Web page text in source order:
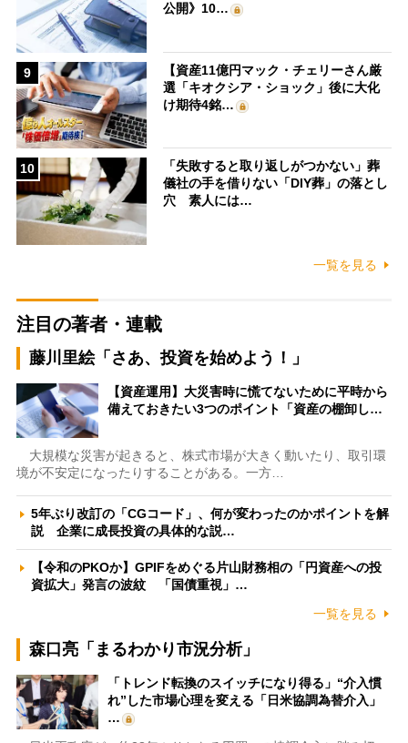
公開》10…
9
【資産11億円マック・チェリーさん厳
選「キオクシア・ショック」後に大化
け期待4銘…
10
「失敗すると取り返しがつかない」葬
儀社の手を借りない「DIY葬」の落とし
穴 素人には…
一覧を見る
注目の著者・連載
藤川里絵「さあ、投資を始めよう！」
【資産運用】大災害時に慌てないために平時から
備えておきたい3つのポイント「資産の棚卸し…
大規模な災害が起きると、株式市場が大きく動いたり、取引環
境が不安定になったりすることがある。一方…
5年ぶり改訂の「CGコード」、何が変わったのかポイントを解
説 企業に成長投資の具体的な説…
【令和のPKOか】GPIFをめぐる片山財務相の「円資産への投
資拡大」発言の波紋 「国債重視」…
一覧を見る
森口亮「まるわかり市況分析」
「トレンド転換のスイッチになり得る」“介入慣
れ”した市場心理を変える「日米協調為替介入」
…